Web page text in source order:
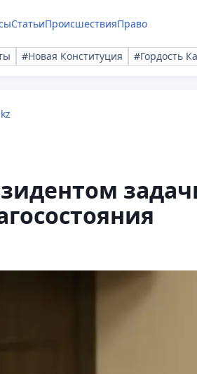
СтатьиПроисшествияПраво
#Новая Конституция #Гордость